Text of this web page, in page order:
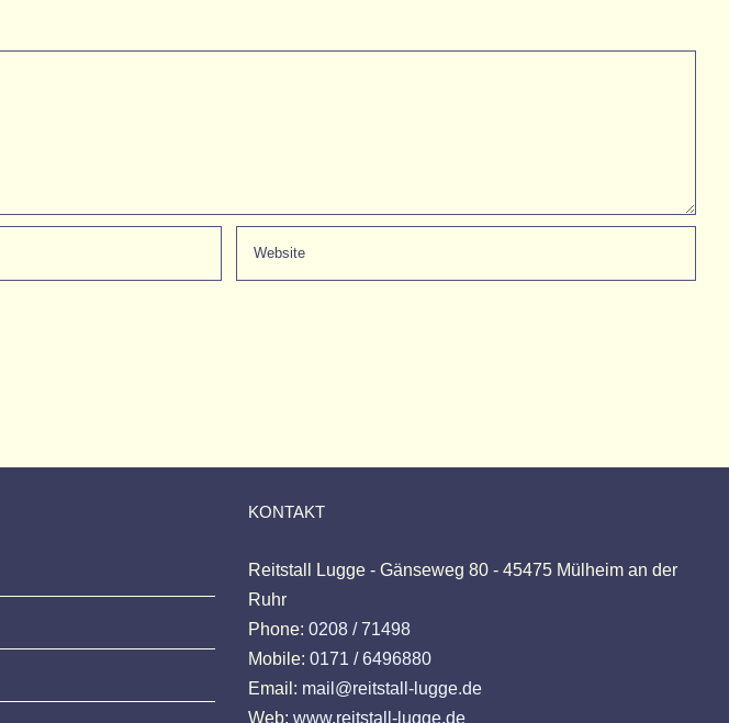
KONTAKT
Reitstall Lugge - Gänseweg 80 - 45475 Mülheim an der
Ruhr
Phone: 0208 / 71498
Mobile: 0171 / 6496880
Email: mail@reitstall-lugge.de
Web: www.reitstall-lugge.de